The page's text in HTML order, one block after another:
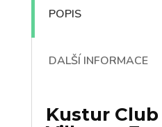
POPIS
DALŠÍ INFORMACE
Kustur